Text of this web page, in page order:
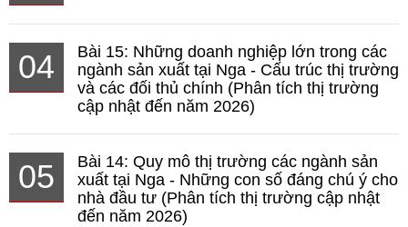
04
Bài 15: Những doanh nghiệp lớn trong các
ngành sản xuất tại Nga - Cấu trúc thị trường
và các đối thủ chính (Phân tích thị trường
cập nhật đến năm 2026)
05
Bài 14: Quy mô thị trường các ngành sản
xuất tại Nga - Những con số đáng chú ý cho
nhà đầu tư (Phân tích thị trường cập nhật
đến năm 2026)